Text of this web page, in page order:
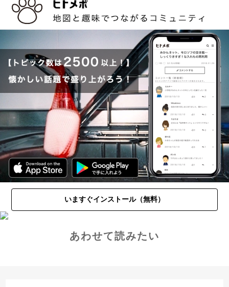
いますぐインストール（無料）
あわせて読みたい